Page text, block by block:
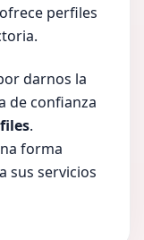
perfiles
darnos la
de confianza
.
forma
sus servicios